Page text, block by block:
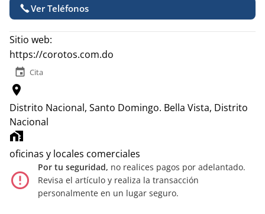
Ver Teléfonos
Sitio web:
https://corotos.com.do
event Cita
location_on
Distrito Nacional, Santo Domingo. Bella Vista, Distrito
Nacional
home_work
oficinas y locales comerciales
error_outline
Por tu seguridad, no realices pagos por adelantado.
Revisa el artículo y realiza la transacción
personalmente en un lugar seguro.